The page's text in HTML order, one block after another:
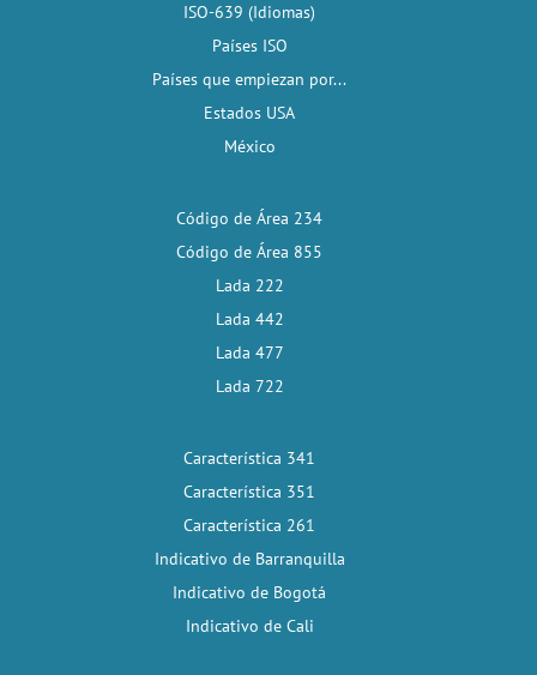
ISO-639 (Idiomas)
Países ISO
Países que empiezan por...
Estados USA
México
Código de Área 234
Código de Área 855
Lada 222
Lada 442
Lada 477
Lada 722
Característica 341
Característica 351
Característica 261
Indicativo de Barranquilla
Indicativo de Bogotá
Indicativo de Cali